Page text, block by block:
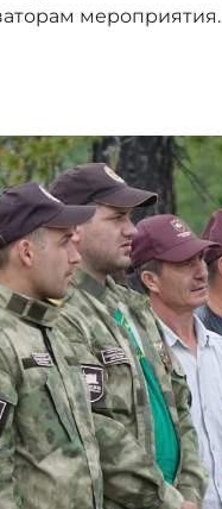
мероприятия.